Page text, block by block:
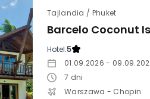
Tajlandia / Phuket
Hotel:5
01.09.2026 -
7 dni
Warszawa - Chopin